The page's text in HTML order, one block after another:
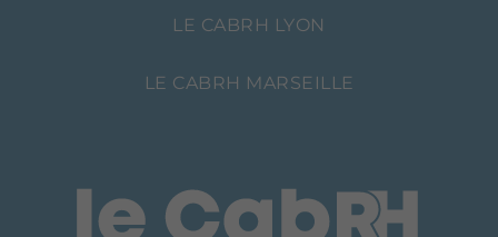
LE CABRH LYON
LE CABRH MARSEILLE